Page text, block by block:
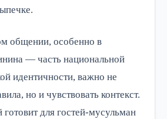
общении, особенно в
— часть национальной
идентичности, важно не
но и чувствовать контекст.
для гостей-мусульман